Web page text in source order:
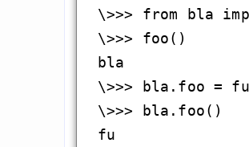
\>>> from bla
\>>> foo()
bla
\>>> bla.foo = fu
\>>> bla.foo()
fu